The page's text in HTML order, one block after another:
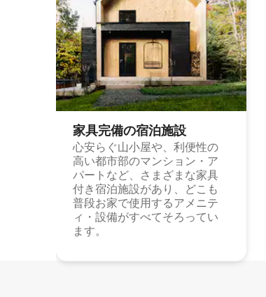
家具完備の宿⁠泊⁠施⁠設
心安らぐ山小屋や、利便性の
高い都市部のマンション・ア
パートなど、さまざまな家具
付き宿泊施設があり、どこも
普段お家で使用するアメニテ
ィ・設備がすべてそろってい
ます。